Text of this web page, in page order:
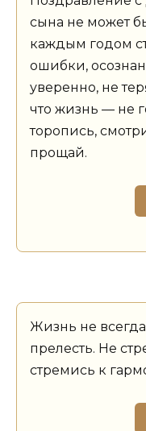
сына не может
каждым годом
ошибки,
уверенно, не
что жизнь — не
торопись,
прощай.
Жизнь не
прелесть. Не
стремись к